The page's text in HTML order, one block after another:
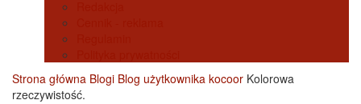
Strona główna Blogi Blog użytkownika kocoor Kolorowa
rzeczywistość.